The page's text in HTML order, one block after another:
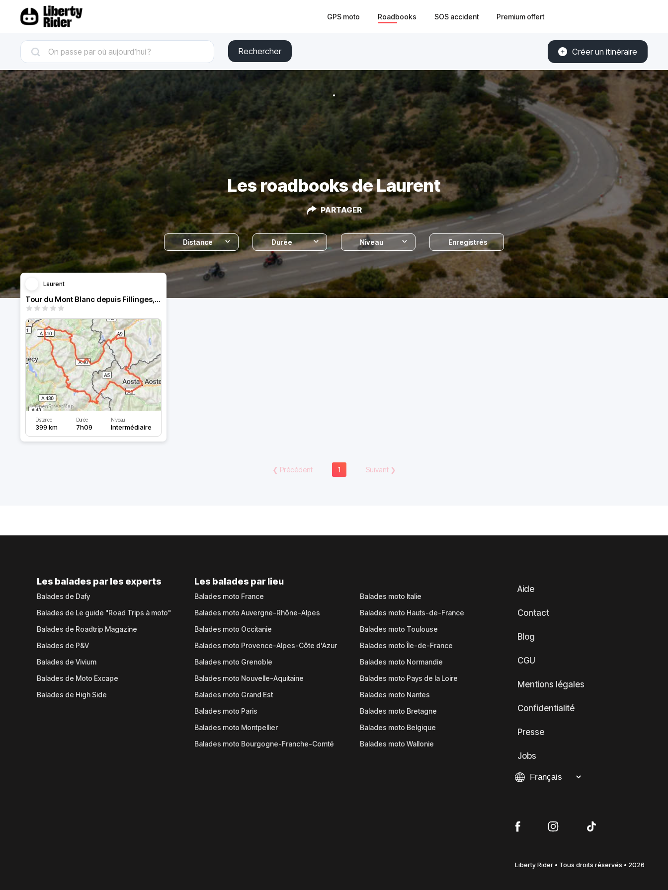
GPS moto Roadbooks SOS accident Premium offert
Rechercher Créer un itinéraire
Les roadbooks de Laurent
PARTAGER
Distance Durée Niveau Enregistrés
Laurent
Tour du Mont Blanc depuis Fillinges, via le col des Aravis
Distance
399 km
Durée
7h09
Niveau
Intermédiaire
❮ Précédent 1 Suivant❯
Les balades par les experts
Balades de Dafy
Balades de Le guide "Road Trips à moto"
Balades de Roadtrip Magazine
Balades de P&V
Balades de Vivium
Balades de Moto Excape
Balades de High Side
Les balades par lieu
Balades moto France
Balades moto Auvergne-Rhône-Alpes
Balades moto Occitanie
Balades moto Provence-Alpes-Côte d'Azur
Balades moto Grenoble
Balades moto Nouvelle-Aquitaine
Balades moto Grand Est
Balades moto Paris
Balades moto Montpellier
Balades moto Bourgogne-Franche-Comté
Balades moto Italie
Balades moto Hauts-de-France
Balades moto Toulouse
Balades moto Île-de-France
Balades moto Normandie
Balades moto Pays de la Loire
Balades moto Nantes
Balades moto Bretagne
Balades moto Belgique
Balades moto Wallonie
Aide
Contact
Blog
CGU
Mentions légales
Confidentialité
Presse
Jobs
Liberty Rider • Tous droits réservés • 2026